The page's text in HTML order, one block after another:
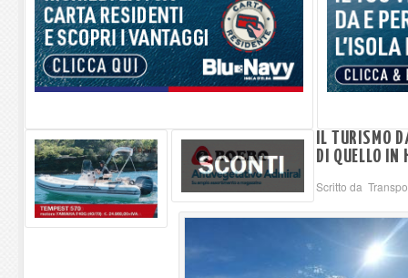
A Sciambere - La cartolina di Francesco Guccini- 10-08-2026
IL TURISMO
DI QUELLO IN
Scritto da